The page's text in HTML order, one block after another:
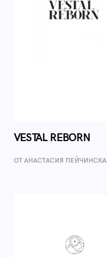
VESTAL REBORN
ОТ AНАСТАСИЯ ПЕЙЧИНСКА